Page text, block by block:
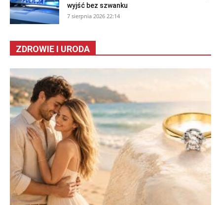
wyjść bez szwanku
7 sierpnia 2026 22:14
ZDROWIE I URODA